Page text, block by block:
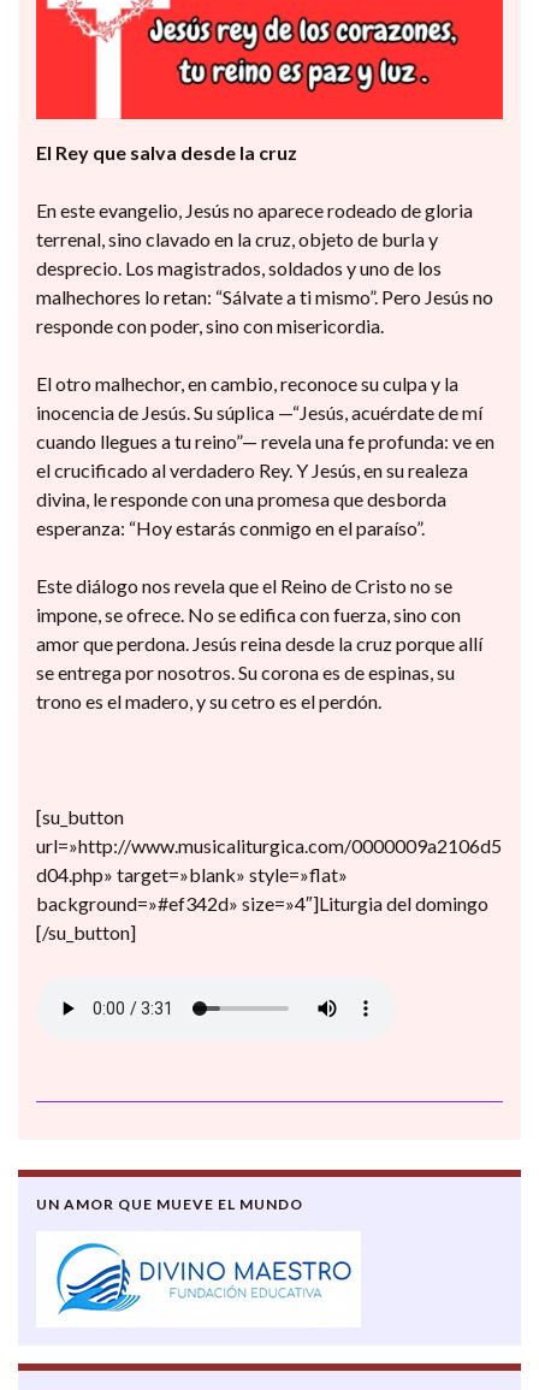
El Rey que salva desde la cruz
En este evangelio, Jesús no aparece rodeado de gloria
terrenal, sino clavado en la cruz, objeto de burla y
desprecio. Los magistrados, soldados y uno de los
malhechores lo retan: “Sálvate a ti mismo”. Pero Jesús no
responde con poder, sino con misericordia.
El otro malhechor, en cambio, reconoce su culpa y la
inocencia de Jesús. Su súplica —“Jesús, acuérdate de mí
cuando llegues a tu reino”— revela una fe profunda: ve en
el crucificado al verdadero Rey. Y Jesús, en su realeza
divina, le responde con una promesa que desborda
esperanza: “Hoy estarás conmigo en el paraíso”.
Este diálogo nos revela que el Reino de Cristo no se
impone, se ofrece. No se edifica con fuerza, sino con
amor que perdona. Jesús reina desde la cruz porque allí
se entrega por nosotros. Su corona es de espinas, su
trono es el madero, y su cetro es el perdón.
[su_button
url=»http://www.musicaliturgica.com/0000009a2106d5
d04.php» target=»blank» style=»flat»
background=»#ef342d» size=»4″]Liturgia del domingo
[/su_button]
UN AMOR QUE MUEVE EL MUNDO